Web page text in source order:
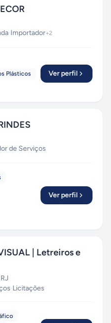
·Importador+2
Plásticos
Ver perfil
de Serviços
Ver perfil
| Letreiros e
RJ
·Licitações